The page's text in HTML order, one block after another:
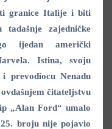
granice Italije i biti
tadašnje zajedničke
ijedan američki
Istina, svoju
prevodiocu Nenadu
čitateljstvu
„Alan Ford“ umalo
broju nije pojavio